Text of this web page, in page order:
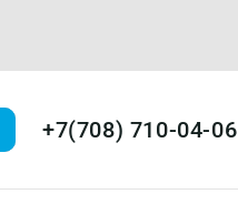
+7(708) 710-04-06